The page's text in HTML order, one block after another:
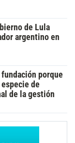
de Lula
argentino en
porque
de
de la gestión